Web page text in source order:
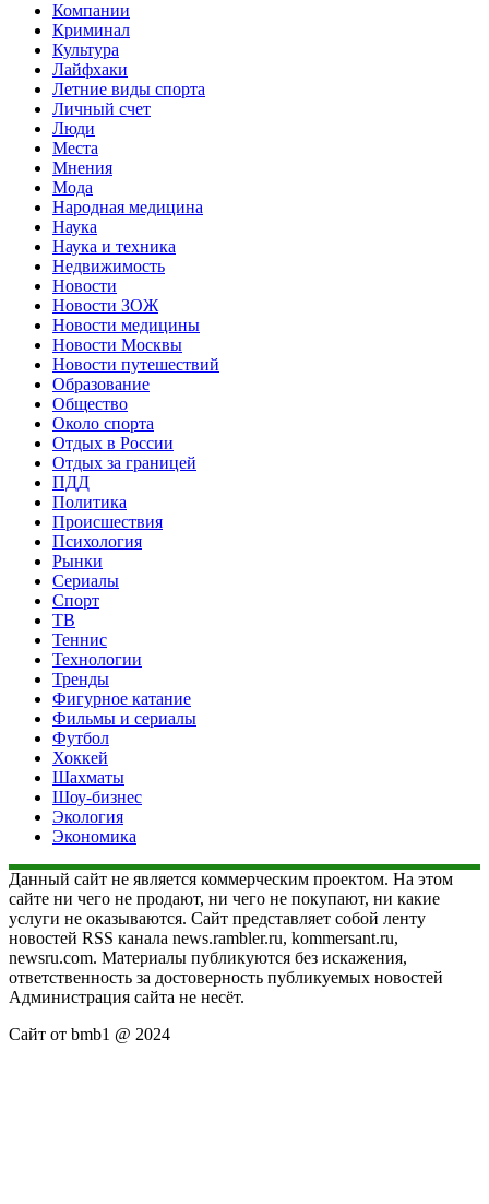
Компании
Криминал
Культура
Лайфхаки
Летние виды спорта
Личный счет
Люди
Места
Мнения
Мода
Народная медицина
Наука
Наука и техника
Недвижимость
Новости
Новости ЗОЖ
Новости медицины
Новости Москвы
Новости путешествий
Образование
Общество
Около спорта
Отдых в России
Отдых за границей
ПДД
Политика
Происшествия
Психология
Рынки
Сериалы
Спорт
ТВ
Теннис
Технологии
Тренды
Фигурное катание
Фильмы и сериалы
Футбол
Хоккей
Шахматы
Шоу-бизнес
Экология
Экономика
Данный сайт не является коммерческим проектом. На этом
сайте ни чего не продают, ни чего не покупают, ни какие
услуги не оказываются. Сайт представляет собой ленту
новостей RSS канала news.rambler.ru, kommersant.ru,
newsru.com. Материалы публикуются без искажения,
ответственность за достоверность публикуемых новостей
Администрация сайта не несёт.
Сайт от bmb1 @ 2024